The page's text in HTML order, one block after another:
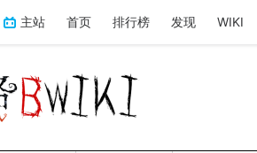
主站 首页 排行榜 发现 WIKI